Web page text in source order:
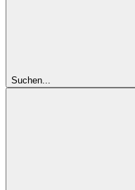
Suchen...